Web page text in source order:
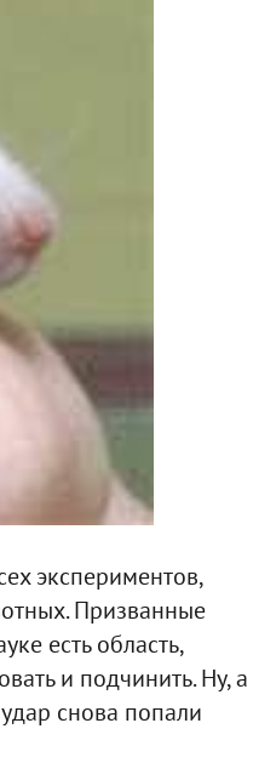
экспериментов,
Призванные
есть область,
и подчинить. Ну, а
снова попали